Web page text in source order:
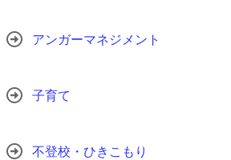
アンガーマネジメント
子育て
不登校・ひきこもり